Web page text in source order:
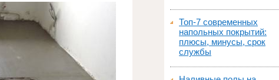
Топ‑7 современных
напольных покрытий:
плюсы, минусы, срок
службы